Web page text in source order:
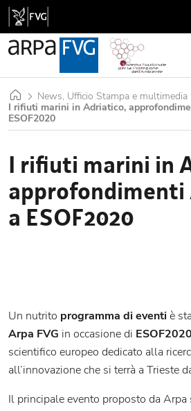
HomeNews, Ufficio Stampa e multimedia
I rifiuti marini in Adriatico,
ESOF2020
I rifiuti marini in
approfondimenti
a ESOF2020
Un nutrito programma di eventiè
Arpa FVG in occasione di ESOF2020
scientifico europeo dedicato alla
all’innovazione che si terrà a Trieste
Il principale evento proposto da Arpa